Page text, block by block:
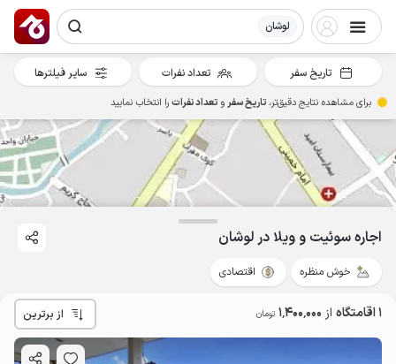
لوشان
4.9
اجاره سوئیت و ویلا در لوشان
خوش منظره اقتصادی
1 اقامتگاه از 1٬400٬000 تومان از برترین
تاریخ سفر تعداد نفرات سایر فیلترها
برای مشاهده نتایج دقیق‌تر، تاریخ سفرو تعداد نفراترا انتخاب نمایید